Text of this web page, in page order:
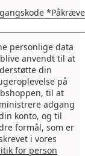
*
personlige data
anvendt til at
din
på
til at
adgang
konto, og til
formål, som er
i vores
for person